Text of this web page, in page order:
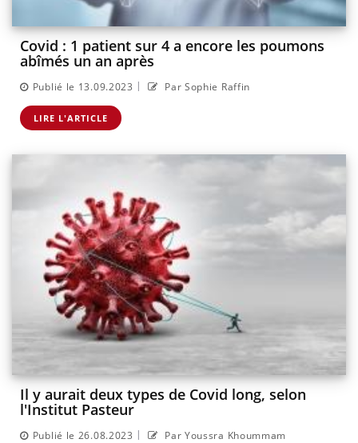
Covid : 1 patient sur 4 a encore les poumons
abîmés un an après
Publié le 13.09.2023 | Par Sophie Raffin
LIRE L'ARTICLE
Il y aurait deux types de Covid long, selon
l'Institut Pasteur
Publié le 26.08.2023 | Par Youssra Khoummam